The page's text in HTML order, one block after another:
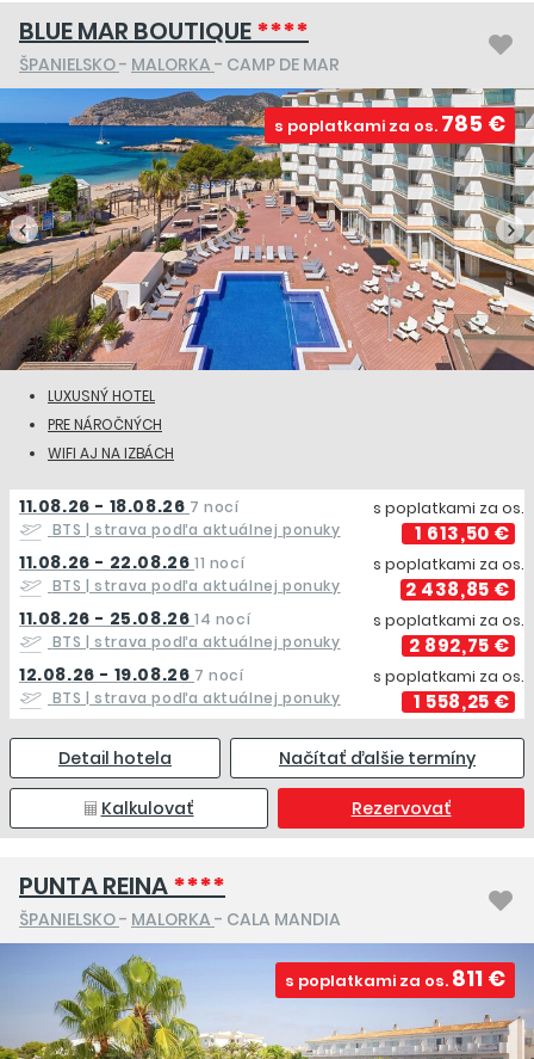
BLUE MAR BOUTIQUE****
ŠPANIELSKO- MALORKA - CAMP DE MAR
s poplatkami za os. 785 €
LUXUSNÝ HOTEL
PRE NÁROČNÝCH
WIFI AJ NA IZBÁCH
11.08.26 - 18.08.26 7 nocí
BTS| strava podľa aktuálnej ponuky
s poplatkami za os.
1 613,50 €
11.08.26 - 22.08.26 11 nocí
BTS| strava podľa aktuálnej ponuky
s poplatkami za os.
2 438,85 €
11.08.26 - 25.08.26 14 nocí
BTS| strava podľa aktuálnej ponuky
s poplatkami za os.
2 892,75 €
12.08.26 - 19.08.26 7 nocí
BTS| strava podľa aktuálnej ponuky
s poplatkami za os.
1 558,25 €
Detail hotela Načítať ďalšie termíny
Kalkulovať Rezervovať
PUNTA REINA****
ŠPANIELSKO- MALORKA - CALA MANDIA
s poplatkami za os. 811 €